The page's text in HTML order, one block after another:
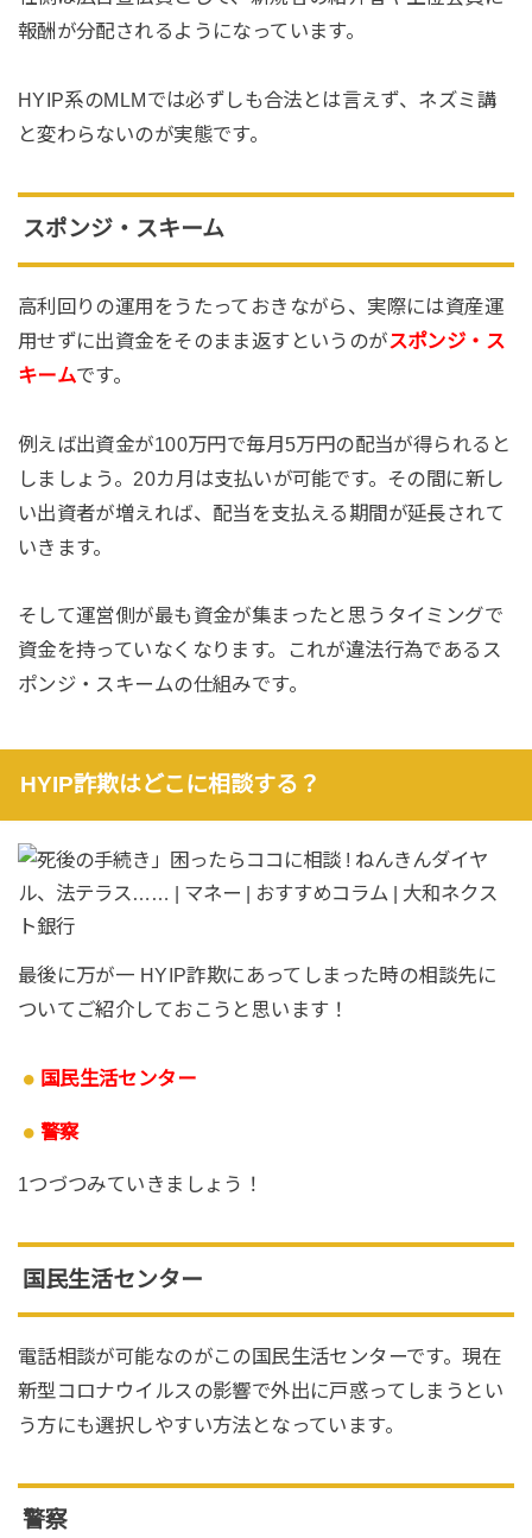
報酬が分配されるようになっています。
HYIP系のMLMでは必ずしも合法とは言えず、ネズミ講
と変わらないのが実態です。
スポンジ・スキーム
高利回りの運用をうたっておきながら、実際には資産運
用せずに出資金をそのまま返すというのがスポンジ・ス
キームです。
例えば出資金が100万円で毎月5万円の配当が得られると
しましょう。20カ月は支払いが可能です。その間に新し
い出資者が増えれば、配当を支払える期間が延長されて
いきます。
そして運営側が最も資金が集まったと思うタイミングで
資金を持っていなくなります。これが違法行為であるス
ポンジ・スキームの仕組みです。
HYIP詐欺はどこに相談する？
最後に万が一 HYIP詐欺にあってしまった時の相談先に
ついてご紹介しておこうと思います！
国民生活センター
警察
1つづつみていきましょう！
国民生活センター
電話相談が可能なのがこの国民生活センターです。現在
新型コロナウイルスの影響で外出に戸惑ってしまうとい
う方にも選択しやすい方法となっています。
警察